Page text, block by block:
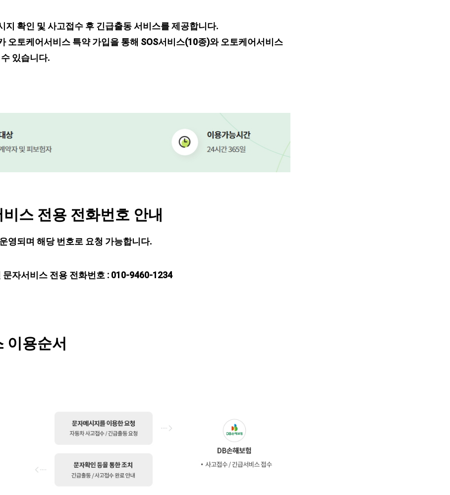
지 확인 및 사고접수 후 긴급출동 서비스를 제공합니다.
오토케어서비스 특약 가입을 통해 SOS서비스(10종)와 오토케어서비스
있습니다.
스 전용 전화번호 안내
영되며 해당 번호로 요청 가능합니다.
문자서비스 전용 전화번호 : 010-9460-1234
이용순서